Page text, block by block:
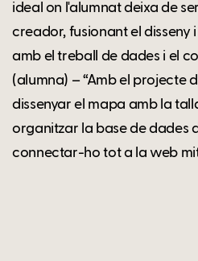
ideal on l'alumnat deixa de
creador, fusionant el disseny
amb el treball de dades i el
(alumna) – “Amb el projecte
dissenyar el mapa amb la
organitzar la base de dades
connectar-ho tot a la web